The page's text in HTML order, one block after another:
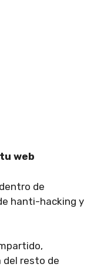
web
de
hanti-hacking y
resto de